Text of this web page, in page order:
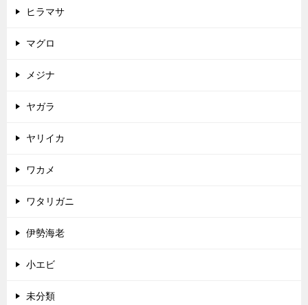
ヒラマサ
マグロ
メジナ
ヤガラ
ヤリイカ
ワカメ
ワタリガニ
伊勢海老
小エビ
未分類